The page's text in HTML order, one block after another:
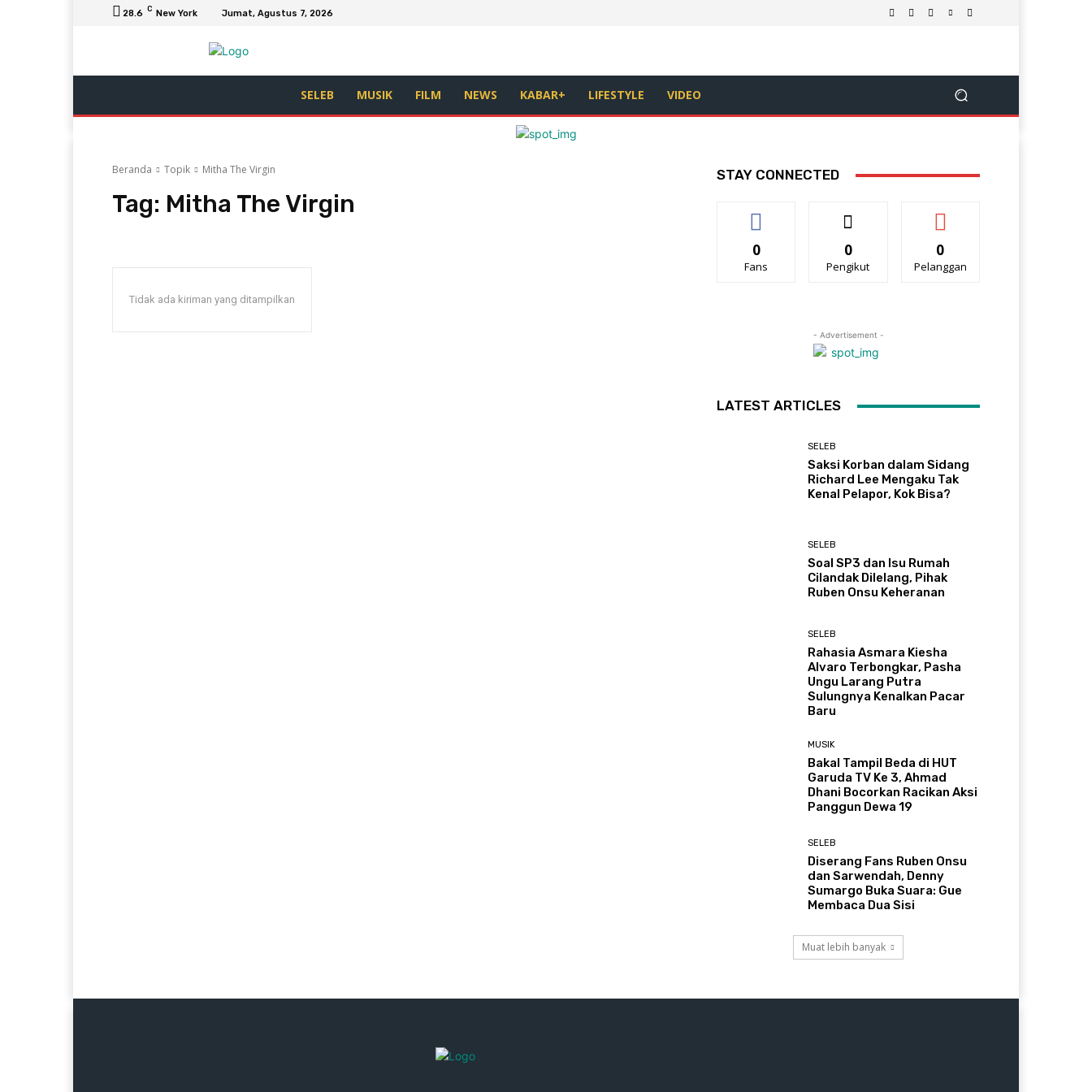
28.6 C New York Jumat, Agustus 7, 2026
SELEB MUSIK FILM NEWS KABAR+ LIFESTYLE VIDEO
Beranda Topik Mitha The Virgin
Tag: Mitha The Virgin
Tidak ada kiriman yang ditampilkan
STAY CONNECTED
0
Fans
0
Pengikut
0
Pelanggan
- Advertisement -
LATEST ARTICLES
SELEB
Saksi Korban dalam Sidang
Richard Lee Mengaku Tak
Kenal Pelapor, Kok Bisa?
SELEB
Soal SP3 dan Isu Rumah
Cilandak Dilelang, Pihak
Ruben Onsu Keheranan
SELEB
Rahasia Asmara Kiesha
Alvaro Terbongkar, Pasha
Ungu Larang Putra
Sulungnya Kenalkan Pacar
Baru
MUSIK
Bakal Tampil Beda di HUT
Garuda TV Ke 3, Ahmad
Dhani Bocorkan Racikan Aksi
Panggun Dewa 19
SELEB
Diserang Fans Ruben Onsu
dan Sarwendah, Denny
Sumargo Buka Suara: Gue
Membaca Dua Sisi
Muat lebih banyak